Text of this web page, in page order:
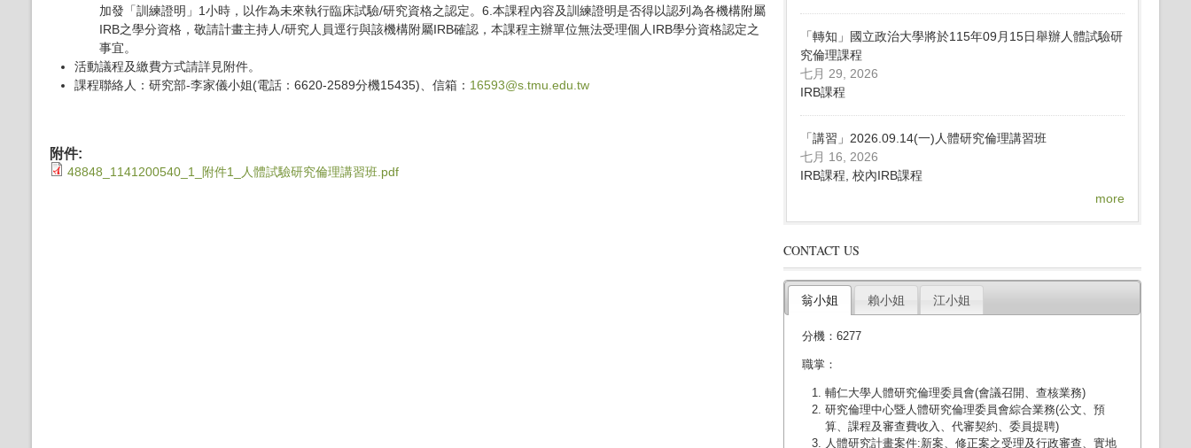
加發「訓練證明」1小時，以作為未來執行臨床試驗/研究資格之認定。6.本課程內容及訓練證明是否得以認列為各機構附屬
IRB之學分資格，敬請計畫主持人/研究人員逕行與該機構附屬IRB確認，本課程主辦單位無法受理個人IRB學分資格認定之
事宜。
活動議程及繳費方式請詳見附件。
課程聯絡人：研究部-李家儀小姐(電話：6620-2589分機15435)、信箱： 16593@s.tmu.edu.tw
附件:
48848_1141200540_1_附件1_人體試驗研究倫理講習班.pdf
「轉知」國立政治大學將於115年09月15日舉辦人體試驗研
究倫理課程
七月 29, 2026
IRB課程
「講習」2026.09.14(一)人體研究倫理講習班
七月 16, 2026
IRB課程, 校內IRB課程
more
CONTACT US
翁小姐 賴小姐 江小姐
分機：6277
職掌：
輔仁大學人體研究倫理委員會(會議召開、查核業務)
研究倫理中心暨人體研究倫理委員會綜合業務(公文、預
算、課程及審查費收入、代審契約、委員提聘)
人體研究計畫案件:新案、修正案之受理及行政審查、實地